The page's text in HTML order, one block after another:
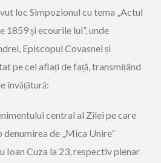
loc Simpozionul cu tema „Actul
și ecourile lui”, unde
Episcopul Covasnei și
pe cei aflați de față, transmițând
învățătură:
central al Zilei pe care
de „Mica Unire”
Ioan Cuza la 23, respectiv plenar